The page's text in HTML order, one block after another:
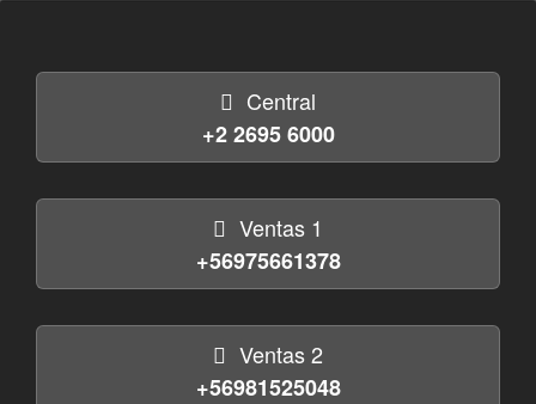
Central
+2 2695 6000
Ventas 1
+56975661378
Ventas 2
+56981525048